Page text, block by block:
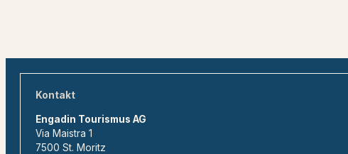
Kontakt
Engadin Tourismus AG
Via Maistra 1
7500 St. Moritz